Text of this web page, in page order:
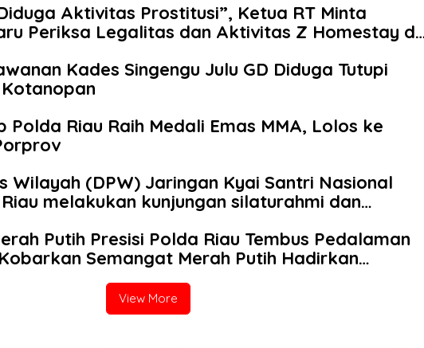
Aktivitas Prostitusi”, Ketua RT Minta
Periksa Legalitas dan Aktivitas Z Homestay di
Kades Singengu Julu GD Diduga Tutupi
Polda Riau Raih Medali Emas MMA, Lolos ke
Wilayah (DPW) Jaringan Kyai Santri Nasional
melakukan kunjungan silaturahmi dan
Putih Presisi Polda Riau Tembus Pedalaman
Semangat Merah Putih Hadirkan
untuk Negeri
View More